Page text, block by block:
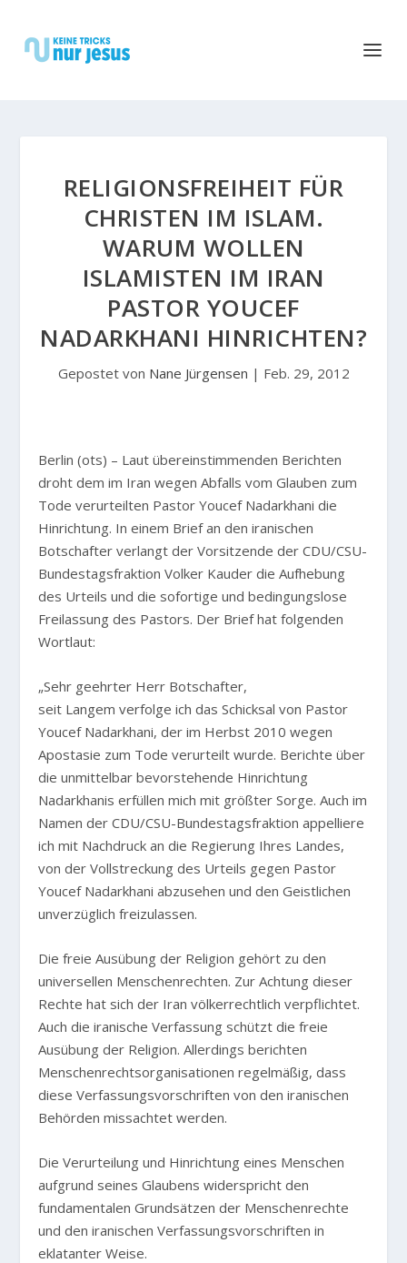
RELIGIONSFREIHEIT FÜR
CHRISTEN IM ISLAM.
WARUM WOLLEN
ISLAMISTEN IM IRAN
PASTOR YOUCEF
NADARKHANI HINRICHTEN?
Gepostet von Nane Jürgensen | Feb. 29, 2012
Berlin (ots) – Laut übereinstimmenden Berichten
droht dem im Iran wegen Abfalls vom Glauben zum
Tode verurteilten Pastor Youcef Nadarkhani die
Hinrichtung. In einem Brief an den iranischen
Botschafter verlangt der Vorsitzende der CDU/CSU-
Bundestagsfraktion Volker Kauder die Aufhebung
des Urteils und die sofortige und bedingungslose
Freilassung des Pastors. Der Brief hat folgenden
Wortlaut:
„Sehr geehrter Herr Botschafter,
seit Langem verfolge ich das Schicksal von Pastor
Youcef Nadarkhani, der im Herbst 2010 wegen
Apostasie zum Tode verurteilt wurde. Berichte über
die unmittelbar bevorstehende Hinrichtung
Nadarkhanis erfüllen mich mit größter Sorge. Auch im
Namen der CDU/CSU-Bundestagsfraktion appelliere
ich mit Nachdruck an die Regierung Ihres Landes,
von der Vollstreckung des Urteils gegen Pastor
Youcef Nadarkhani abzusehen und den Geistlichen
unverzüglich freizulassen.
Die freie Ausübung der Religion gehört zu den
universellen Menschenrechten. Zur Achtung dieser
Rechte hat sich der Iran völkerrechtlich verpflichtet.
Auch die iranische Verfassung schützt die freie
Ausübung der Religion. Allerdings berichten
Menschenrechtsorganisationen regelmäßig, dass
diese Verfassungsvorschriften von den iranischen
Behörden missachtet werden.
Die Verurteilung und Hinrichtung eines Menschen
aufgrund seines Glaubens widerspricht den
fundamentalen Grundsätzen der Menschenrechte
und den iranischen Verfassungsvorschriften in
eklatanter Weise.